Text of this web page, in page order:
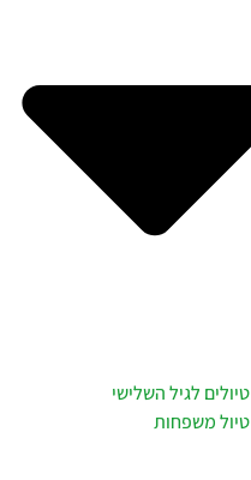
טיולים לגיל השלישי
טיול משפחות